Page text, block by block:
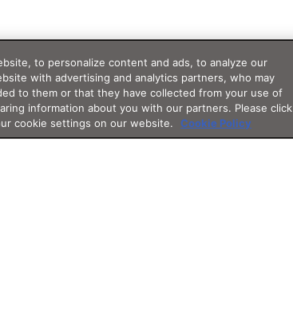
to personalize content and ads, to analyze our
with advertising and analytics partners, who may
to them or that they have collected from your use of
information about you with our partners. Please click
cookie settings on our website.
Cookie Policy